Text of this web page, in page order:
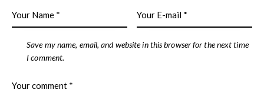
Save my name, email, and website in this browser for the next time
I comment.